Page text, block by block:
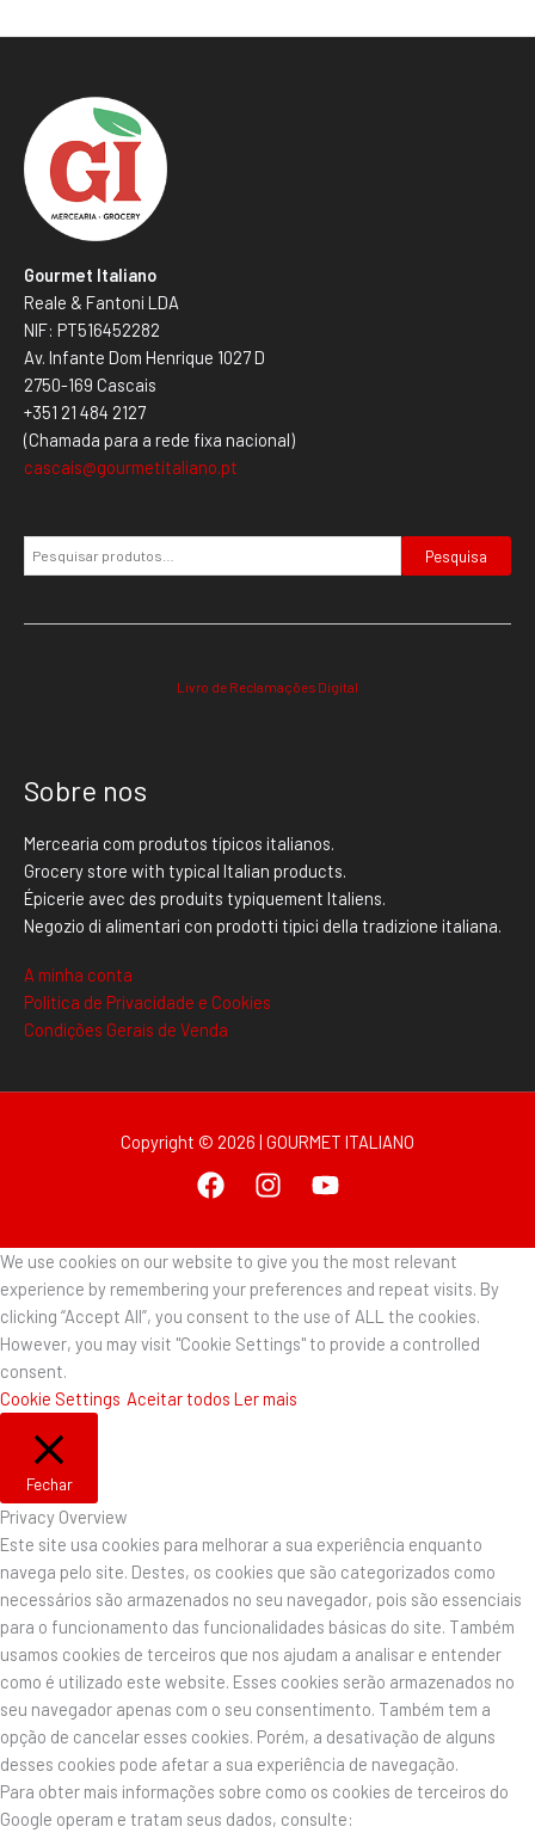
Gourmet Italiano
Reale & Fantoni LDA
NIF: PT516452282
Av. Infante Dom Henrique 1027 D
2750-169 Cascais
+351 21 484 2127
(Chamada para a rede fixa nacional)
cascais@gourmetitaliano.pt
Pesquisa
Livro de Reclamações Digital
Sobre nos
Mercearia com produtos típicos italianos.
Grocery store with typical Italian products.
Épicerie avec des produits typiquement Italiens.
Negozio di alimentari con prodotti tipici della tradizione italiana.
A minha conta
Politica de Privacidade e Cookies
Condições Gerais de Venda
Copyright © 2026 | GOURMET ITALIANO
We use cookies on our website to give you the most relevant
experience by remembering your preferences and repeat visits. By
clicking “Accept All”, you consent to the use of ALL the cookies.
However, you may visit "Cookie Settings" to provide a controlled
consent.
Cookie Settings Aceitar todos Ler mais
Fechar
Privacy Overview
Este site usa cookies para melhorar a sua experiência enquanto
navega pelo site. Destes, os cookies que são categorizados como
necessários são armazenados no seu navegador, pois são essenciais
para o funcionamento das funcionalidades básicas do site. Também
usamos cookies de terceiros que nos ajudam a analisar e entender
como é utilizado este website. Esses cookies serão armazenados no
seu navegador apenas com o seu consentimento. Também tem a
opção de cancelar esses cookies. Porém, a desativação de alguns
desses cookies pode afetar a sua experiência de navegação.
Para obter mais informações sobre como os cookies de terceiros do
Google operam e tratam seus dados, consulte: